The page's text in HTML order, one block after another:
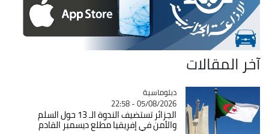
آخر المقالات
Catégorie
دبلوماسية
05/08/2026 - 22:58
الجزائر تستضيف الندوة الـ 13 حول السلم
والأمن في إفريقيا مطلع ديسمبر القادم